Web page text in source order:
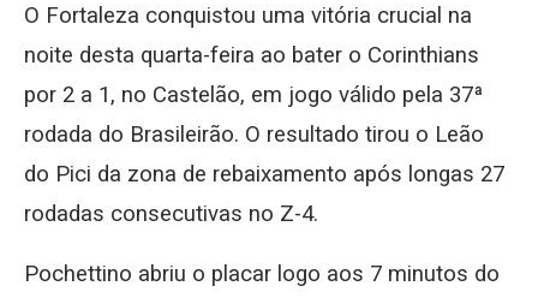
O Fortaleza conquistou uma vitória crucial na
noite desta quarta-feira ao bater o Corinthians
por 2 a 1, no Castelão, em jogo válido pela 37ª
rodada do Brasileirão. O resultado tirou o Leão
do Pici da zona de rebaixamento após longas 27
rodadas consecutivas no Z-4.
Pochettino abriu o placar logo aos 7 minutos do